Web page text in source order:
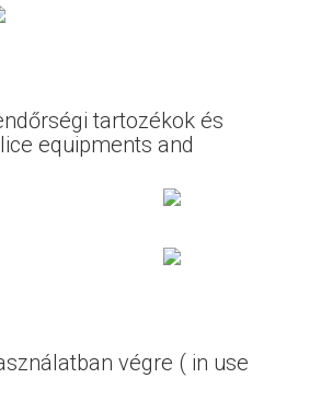
tartozékok és
equipments and
végre ( in use